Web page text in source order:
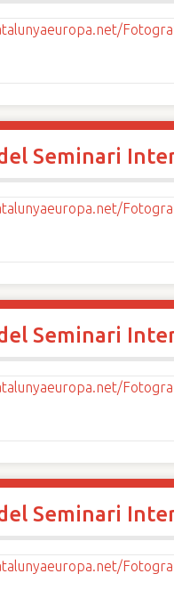
Seminari
Seminari
Seminari